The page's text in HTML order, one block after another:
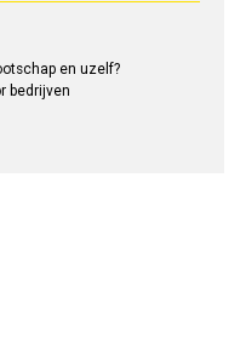
en uzelf?
bedrijven